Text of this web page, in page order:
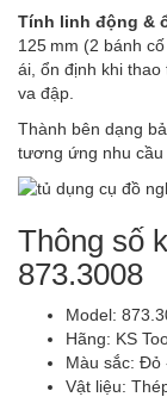
Tính linh động &
125 mm (2 bánh
ái, ổn định khi
va đập.
Thành bên dạng
tương ứng nhu cầu
Thông số
873.3008
Model:
Hãng: KS
Màu sắc: Đỏ
Vật liệu: